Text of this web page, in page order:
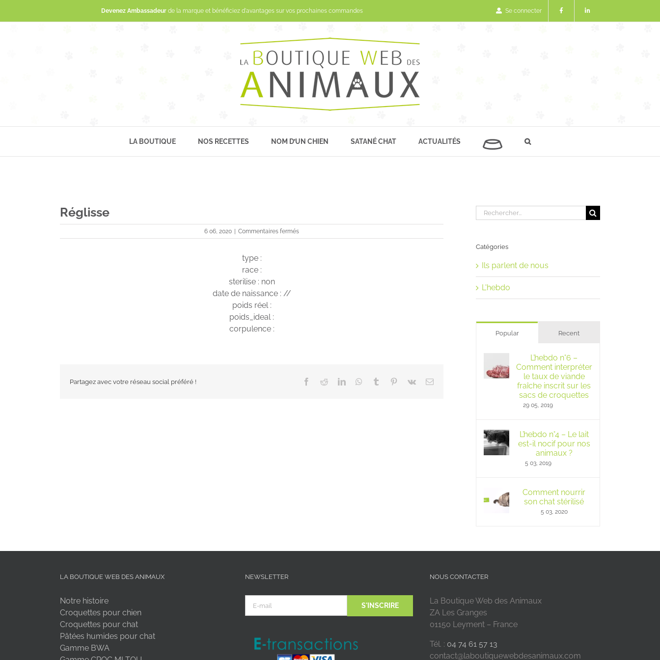
Devenez Ambassadeurde la marque et bénéficiez d'avantages sur vos prochaines commandes Se connecter
LA BOUTIQUE NOS RECETTES NOM D’UN CHIEN SATANÉ CHAT ACTUALITÉS
Réglisse
6 06, 2020 Commentaires ferméssur
Réglisse
type :
race :
sterilise : non
date de naissance : //
poids réel :
poids_ideal :
corpulence :
Partagez avec votre réseau social préféré ! Facebook
RedditLinkedInWhatsApp
Tumblr Pinterest
Vk Email
Rechercher:
Catégories
Ils parlent de nous
L'hebdo
Popular Recent
L’hebdo n°6 –
Comment interpréter
le taux de viande
fraîche inscrit sur les
sacs de croquettes
29 05, 2019
L’hebdo n°4 – Le lait
est-il nocif pour nos
animaux ?
5 03, 2019
Comment nourrir
son chat stérilisé
5 03, 2020
LA BOUTIQUE WEB DES ANIMAUX
Notre histoire
Croquettes pour chien
Croquettes pour chat
Pâtées humides pour chat
Gamme BWA
NEWSLETTER NOUS CONTACTER
La Boutique Web des Animaux
ZA Les Granges
01150 Leyment – France
Tél. : 04 74 61 57 13
contact@laboutiquewebdesanimaux.com